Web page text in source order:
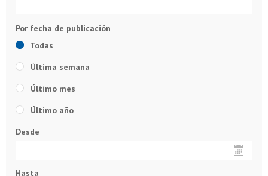
Todas
Última semana
Último mes
Último año
Desde
Hasta